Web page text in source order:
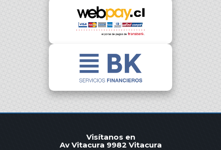
Visítanos en
Av Vitacura 9982 Vitacura